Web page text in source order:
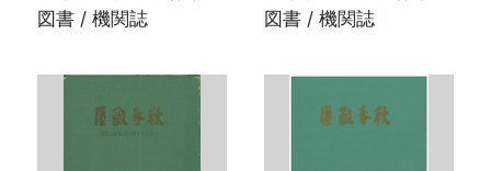
長補佐 乗富光義ほか
図書 / 機関誌
長 佐久間 彊ほか /
図書 / 機関誌